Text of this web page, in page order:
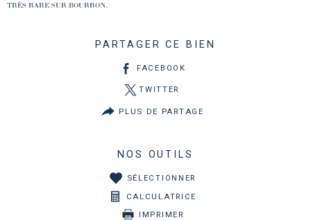
TRÈS RARE SUR BOURRON.
PARTAGER CE BIEN
FACEBOOK
TWITTER
PLUS DE PARTAGE
NOS OUTILS
SÉLECTIONNER
CALCULATRICE
IMPRIMER